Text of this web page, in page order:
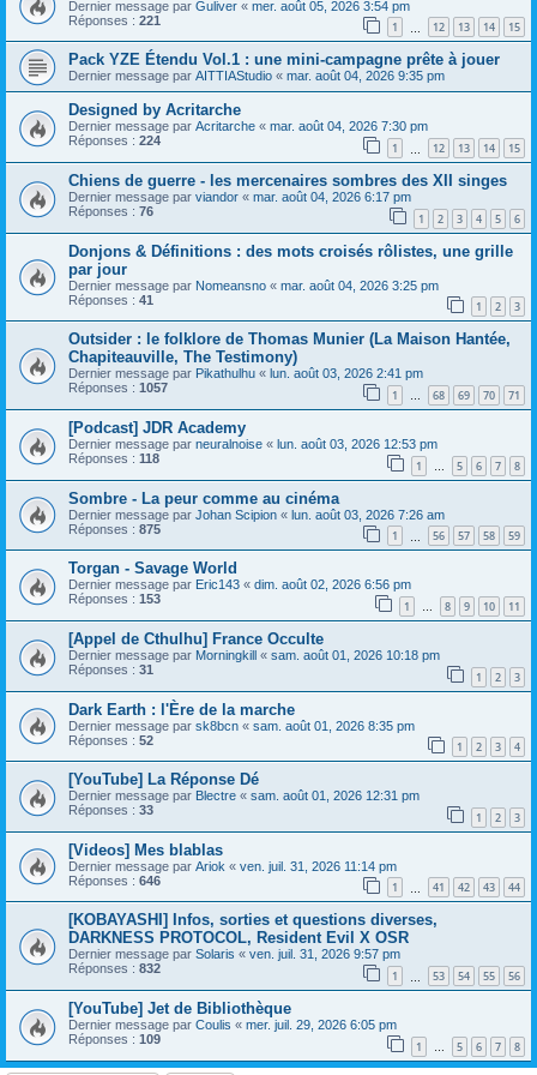
Dernier message par Guliver « mer. août 05, 2026 3:54 pm
Réponses : 221 1 12 13 14 15
Pack YZE Étendu Vol.1 : une mini-campagne prête à jouer
Dernier message par AITTIAStudio « mar. août 04, 2026 9:35 pm
Designed by Acritarche
Dernier message par Acritarche « mar. août 04, 2026 7:30 pm
Réponses : 224 1 12 13 14 15
Chiens de guerre - les mercenaires sombres des XII singes
Dernier message par viandor « mar. août 04, 2026 6:17 pm
Réponses : 76 1 2 3 4 5 6
Donjons & Définitions : des mots croisés rôlistes, une grille
par jour
Dernier message par Nomeansno « mar. août 04, 2026 3:25 pm
Réponses : 41 1 2 3
Outsider : le folklore de Thomas Munier (La Maison Hantée,
Chapiteauville, The Testimony)
Dernier message par Pikathulhu « lun. août 03, 2026 2:41 pm
Réponses : 1057 1 … 68 69 70 71
[Podcast] JDR Academy
Dernier message par neuralnoise « lun. août 03, 2026 12:53 pm
Réponses : 118 1 … 5 6 7 8
Sombre - La peur comme au cinéma
Dernier message par Johan Scipion « lun. août 03, 2026 7:26 am
Réponses : 875 1 56 57 58 59
Torgan - Savage World
Dernier message par Eric143 « dim. août 02, 2026 6:56 pm
Réponses : 153 1 … 8 9 10 11
[Appel de Cthulhu] France Occulte
Dernier message par Morningkill « sam. août 01, 2026 10:18 pm
Réponses : 31 1 2 3
Dark Earth : l'Ère de la marche
Dernier message par sk8bcn « sam. août 01, 2026 8:35 pm
Réponses : 52 1 2 3 4
[YouTube] La Réponse Dé
Dernier message par Blectre « sam. août 01, 2026 12:31 pm
Réponses : 33 1 2 3
[Videos] Mes blablas
Dernier message par Ariok « ven. juil. 31, 2026 11:14 pm
Réponses : 646 1 41 42 43 44
[KOBAYASHI] Infos, sorties et questions diverses,
DARKNESS PROTOCOL, Resident Evil X OSR
Dernier message par Solaris « ven. juil. 31, 2026 9:57 pm
Réponses : 832 1 53 54 55 56
[YouTube] Jet de Bibliothèque
Dernier message par Coulis « mer. juil. 29, 2026 6:05 pm
Réponses : 109 1 … 5 6 7 8